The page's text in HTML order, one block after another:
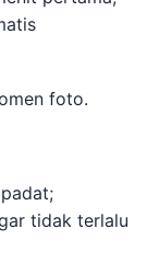
foto.
tidak terlalu